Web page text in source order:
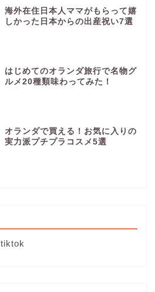
海外在住日本人ママがもらって嬉
しかった日本からの出産祝い7選
はじめてのオランダ旅行で名物グ
ルメ20種類味わってみた！
オランダで買える！お気に入りの
実力派プチプラコスメ5選
tiktok